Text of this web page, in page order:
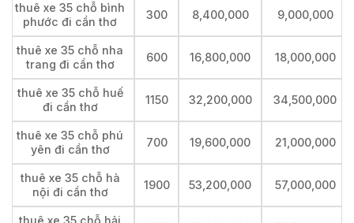
thuê xe 35 chỗ bình
phước đi cần thơ
300 8,400,000 9,000,000
thuê xe 35 chỗ nha
trang đi cần thơ
600 16,800,000 18,000,000
thuê xe 35 chỗ huế
đi cần thơ
1150 32,200,000 34,500,000
thuê xe 35 chỗ phú
yên đi cần thơ
700 19,600,000 21,000,000
thuê xe 35 chỗ hà
nội đi cần thơ
1900 53,200,000 57,000,000